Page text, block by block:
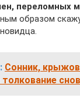
переломных
образом
Сонник,